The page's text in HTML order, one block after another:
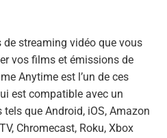
de streaming vidéo que vous
vos films et émissions de
Anytime est l’un de ces
est compatible avec un
que Android, iOS, Amazon
Chromecast, Roku, Xbox